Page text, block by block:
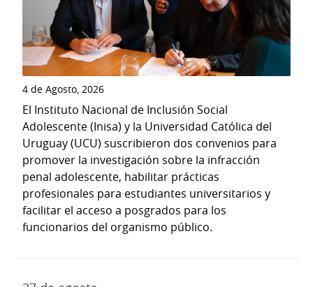
4 de Agosto, 2026
El Instituto Nacional de Inclusión Social
Adolescente (Inisa) y la Universidad Católica del
Uruguay (UCU) suscribieron dos convenios para
promover la investigación sobre la infracción
penal adolescente, habilitar prácticas
profesionales para estudiantes universitarios y
facilitar el acceso a posgrados para los
funcionarios del organismo público.